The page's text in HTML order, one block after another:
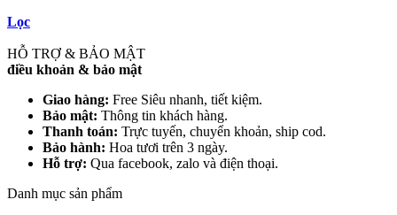
Lọc
HỖ TRỢ & BẢO MẬT
điều khoản & bảo mật
Giao hàng: Free Siêu nhanh, tiết kiệm.
Bảo mật: Thông tin khách hàng.
Thanh toán: Trực tuyến, chuyển khoản, ship cod.
Bảo hành: Hoa tươi trên 3 ngày.
Hỗ trợ: Qua facebook, zalo và điện thoại.
Danh mục sản phẩm